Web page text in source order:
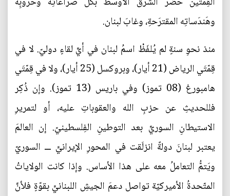
وهَندَساتِه المقترَحةِ، وغابَ لبنان.
منذ نحوِ سنةٍ لم يُلفَظْ اسمُ لبنان في أيِّ لقاءٍ دوليّ. لا في
قِمّتَي الرياض (21 أيار)، وبروكسل (25 أيار)، ولا في قِمّتَي
هامبورغ (08 تموز) وفي باريس (13 تموز). وإن ذُكِر
فللحديثِ عن حزبِ الله والعقوباتِ عليه، أو لتمريرِ
الاستيطانِ السوريِّ بعد التوطينِ الفِلسطينيّ. إن العالمَ
يعتبر لبنانَ دولةً انزلَقت في المحورِ الإيرانيِّ ـــ السوريّ
ويَتمُّ التعاملُ معه على هذا الأساس. وإذا كانت الولاياتُ
المتّحدةُ الأميركيّة تواصل دعمَ الجيشِ اللبنانيِّ بقوّةٍ فلأنَّ